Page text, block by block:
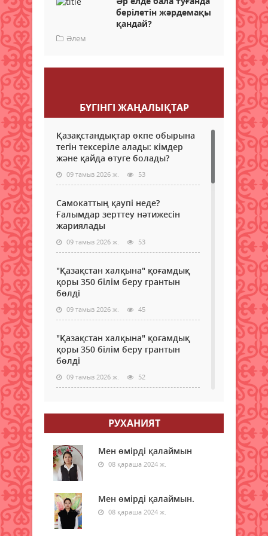
берілетін жәрдемақы
қандай?
Әлем
БҮГІНГI ЖАҢАЛЫҚТАР
Қазақстандықтар өкпе обырына
тегін тексеріле алады: кімдер
және қайда өтуге болады?
09 тамыз 2026 ж. 53
Самокаттың қаупі неде?
Ғалымдар зерттеу нәтижесін
жариялады
09 тамыз 2026 ж. 53
"Қазақстан халқына" қоғамдық
қоры 350 білім беру грантын
бөлді
09 тамыз 2026 ж. 45
"Қазақстан халқына" қоғамдық
қоры 350 білім беру грантын
бөлді
09 тамыз 2026 ж. 52
жүздеген жылдар бойы көмірден
09 тамыз 2026 ж.
Бүгін қай қалада ауа сапасы
нашарлайды
09 тамыз 2026 ж. 43
Мемлекеттік грантқа іліге
РУХАНИЯТ
Мен өмірді қалаймын
08 қараша 2024 ж.
Мен өмірді қалаймын.
08 қараша 2024 ж.